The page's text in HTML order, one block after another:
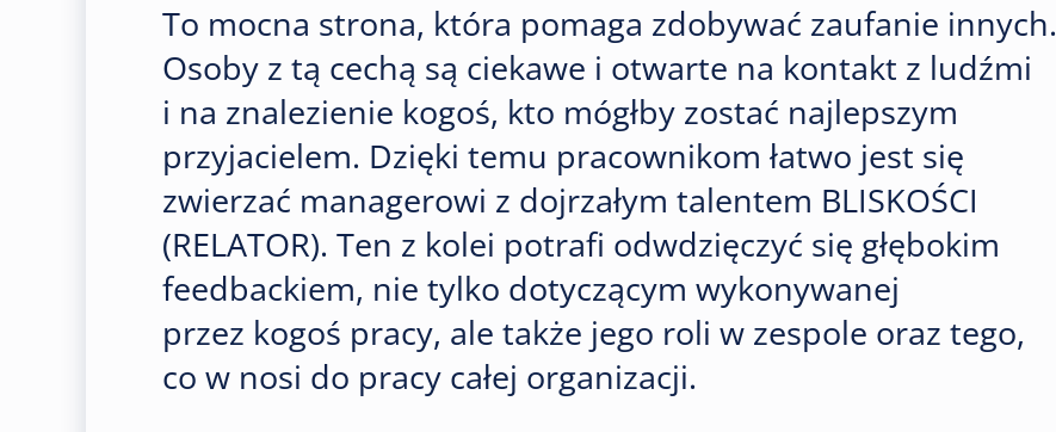
To mocna strona, która pomaga zdobywać zaufanie innych.
Osoby z tą cechą są ciekawe i otwarte na kontakt z ludźmi
i na znalezienie kogoś, kto mógłby zostać najlepszym
przyjacielem. Dzięki temu pracownikom łatwo jest się
zwierzać managerowi z dojrzałym talentem BLISKOŚCI
(RELATOR). Ten z kolei potrafi odwdzięczyć się głębokim
feedbackiem, nie tylko dotyczącym wykonywanej
przez kogoś pracy, ale także jego roli w zespole oraz tego,
co w nosi do pracy całej organizacji.